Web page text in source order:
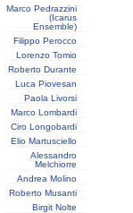
Marco Pedrazzini
(Icarus
Ensemble)
Filippo Perocco
Lorenzo Tomio
Roberto Durante
Luca Piovesan
Paola Livorsi
Marco Lombardi
Ciro Longobardi
Elio Martusciello
Alessandro
Melchiorre
Andrea Molino
Roberto Musanti
Birgit Nolte